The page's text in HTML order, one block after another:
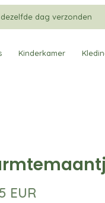
dag verzonden
Kinderkamer
EUR